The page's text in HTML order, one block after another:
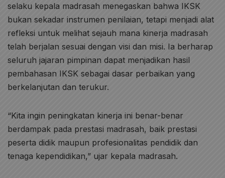
selaku kepala madrasah menegaskan bahwa IKSK
bukan sekadar instrumen penilaian, tetapi menjadi alat
refleksi untuk melihat sejauh mana kinerja madrasah
telah berjalan sesuai dengan visi dan misi. Ia berharap
seluruh jajaran pimpinan dapat menjadikan hasil
pembahasan IKSK sebagai dasar perbaikan yang
berkelanjutan dan terukur.
“Kita ingin peningkatan kinerja ini benar-benar
berdampak pada prestasi madrasah, baik prestasi
peserta didik maupun profesionalitas pendidik dan
tenaga kependidikan,” ujar kepala madrasah.